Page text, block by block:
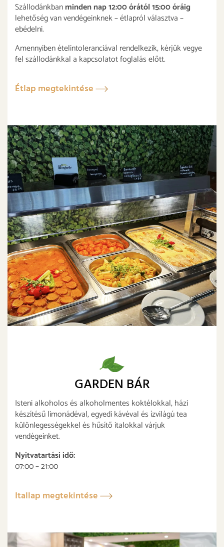
Szállodánkbanminden nap 12:00 órától 15:00 óráig
lehetőség van vendégeinknek – étlapról választva –
ebédelni.
Amennyiben ételintoleranciával rendelkezik, kérjük vegye
fel szállodánkkal a kapcsolatot foglalás előtt.
Étlap megtekintése
GARDEN BÁR
Isteni alkoholos és alkoholmentes koktélokkal, házi
készítésű limonádéval, egyedi kávéval és ízvilágú tea
különlegességekkel és hűsítő italokkal várjuk
vendégeinket.
Nyitvatartási idő:
07:00 – 21:00
Itallap megtekintése